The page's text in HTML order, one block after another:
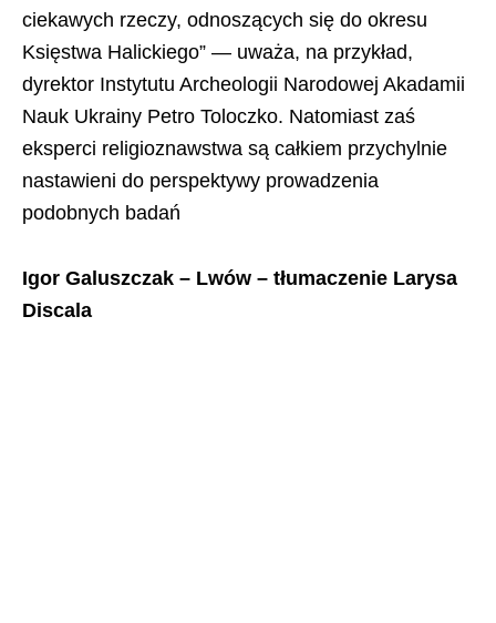
ciekawych rzeczy, odnoszących się do okresu
Księstwa Halickiego” — uważa, na przykład,
dyrektor Instytutu Archeologii Narodowej Akadamii
Nauk Ukrainy Petro Toloczko. Natomiast zaś
eksperci religioznawstwa są całkiem przychylnie
nastawieni do perspektywy prowadzenia
podobnych badań
Igor Galuszczak – Lwów – tłumaczenie Larysa
Discala